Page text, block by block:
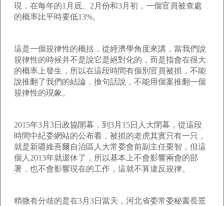
現，在每年的1月底、2月份和3月初，一個官員被查處
的概率比平時要低13%。
這是一個規律性的概括，從經濟學角度來講，當我們說
規律性的時候并不是說它是絕對化的，而是指會在很大
的概率上發生，所以在這段時間有個別官員被抓，不能
說推翻了我們的結論，換句話說，不能用個案推翻一個
規律性的現象。
2015年3月3日政協開幕，到3月15日人大閉幕，從這段
時間中紀委網站的公布看，被抓的老虎其實只有一只，
就是新疆維吾爾自治區人大常委會前副主任栗智，但這
個人2013年就退休了，所以基本上不會影響兩會的部
署，也不會影響現在的工作，這就不算違反規律。
稍微有分歧的是在3月3日當天，河北省委常委秘書長景